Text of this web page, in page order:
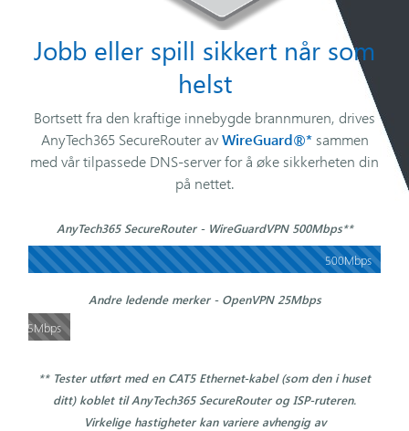
Jobb eller spill sikkert når som
helst
Bortsett fra den kraftige innebygde brannmuren, drives
AnyTech365 SecureRouter avWireGuard®*sammen
med vår tilpassede DNS-server for å øke sikkerheten din
på nettet.
AnyTech365 SecureRouter - WireGuardVPN 500Mbps**
500Mbps
Andre ledende merker - OpenVPN 25Mbps
25Mbps
** Tester utført med en CAT5 Ethernet-kabel (som den i huset
ditt) koblet til AnyTech365 SecureRouter og ISP-ruteren.
Virkelige hastigheter kan variere avhengig av